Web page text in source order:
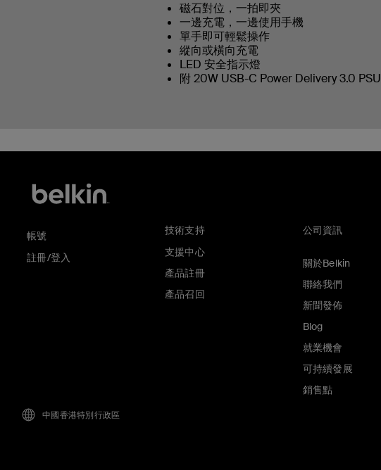
磁石對位，一拍即夾
一邊充電，一邊使用手機
單手即可輕鬆操作
縱向或橫向充電
LED 安全指示燈
附 20W USB-C Power Delivery 3.0 PSU
帳號
註冊/登入
技術支持
支援中心
產品註冊
產品召回
公司資訊
關於Belkin
聯絡我們
新聞發佈
Blog
就業機會
可持續發展
銷售點
中國香港特別行政區